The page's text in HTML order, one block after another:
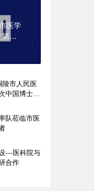
医学
一
陵市人民医
中国博士后
队莅临市医
---医科院与
合作